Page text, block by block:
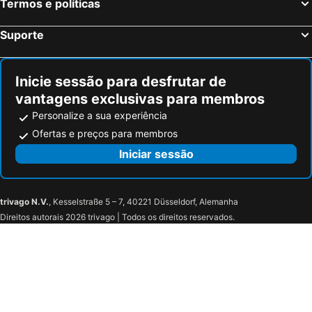
Hotel Les Rives Oceanik
Timing Paris Sud
Termos e políticas
Suporte
Inicie sessão para desfrutar de
vantagens exclusivas para membros
Personalize a sua experiência
Ofertas e preços para membros
Iniciar sessão
trivago N.V., Kesselstraße 5 – 7, 40221 Düsseldorf, Alemanha
Direitos autorais 2026 trivago | Todos os direitos reservados.